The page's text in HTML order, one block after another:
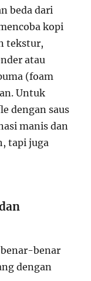
beda dari
kopi
tekstur,
atau
(foam
Untuk
dengan saus
manis dan
tapi juga
benar-benar
dengan